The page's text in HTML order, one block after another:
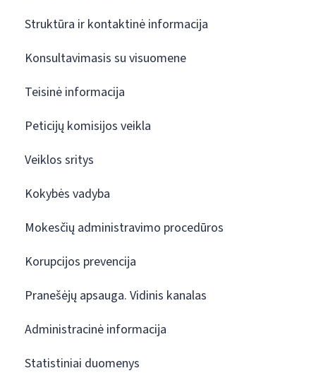
Struktūra ir kontaktinė informacija
Konsultavimasis su visuomene
Teisinė informacija
Peticijų komisijos veikla
Veiklos sritys
Kokybės vadyba
Mokesčių administravimo procedūros
Korupcijos prevencija
Pranešėjų apsauga. Vidinis kanalas
Administracinė informacija
Statistiniai duomenys